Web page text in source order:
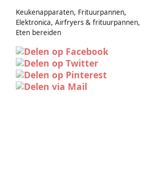
Keukenapparaten, Frituurpannen,
Elektronica, Airfryers & frituurpannen,
Eten bereiden